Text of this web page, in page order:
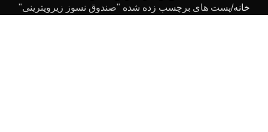
خانه پست های برچسب زده شده "صندوق نسوز زیرویترینی"